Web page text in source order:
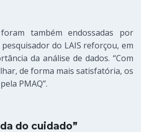
tambémendossadas por
do LAIS reforçou,em
da análise de dados. “Com
ar, de forma mais satisfatória, os
PMAQ”.
do cuidado”